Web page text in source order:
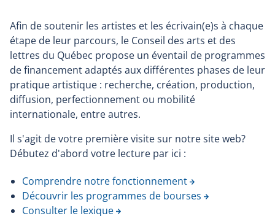
Afin de soutenir les artistes et les écrivain(e)s à chaque
étape de leur parcours, le Conseil des arts et des
lettres du Québec propose un éventail de programmes
de financement adaptés aux différentes phases de leur
pratique artistique : recherche, création, production,
diffusion, perfectionnement ou mobilité
internationale, entre autres.
Il s'agit de votre première visite sur notre site web?
Débutez d'abord votre lecture par ici :
Comprendre notre fonctionnement
Découvrir les programmes de bourses
Consulter le lexique